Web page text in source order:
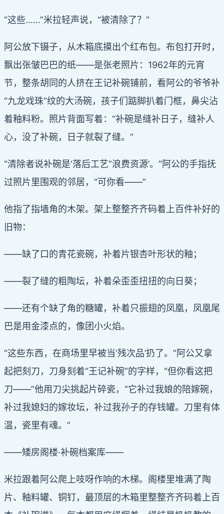
“这些……”米拉轻声说，“被清除了？”
阿公放下镊子，从木箱底摸出个红布包。布包打开时，
飘出张皱巴巴的纸——是张老照片：1962年的元宵
节，整条胡同的人挤在王记补碗铺前，看阿公的爷爷补
“九龙戏珠”纹的大汤碗，孩子们踮脚扒着门框，鼻尖沾
着釉料粉。照片背面写着：“补碗是缝补日子，缝补人
心，没了补碗，日子就裂了缝。”
“清除者说补碗是‘落后工艺’‘浪费资源’。”阿公的手指抚
过照片里围观的邻居，“可你看——”
他指了指墙角的木架。架上整整齐齐码着上百件补好的
旧物：
——缺了口的青花瓷碗，补着片银杏叶形状的釉；
——裂了缝的粗陶坛，补着朵歪歪扭扭的向日葵；
——还有个缺了角的糖罐，补着只振翅的凤凰，凤凰尾
巴是用金漆点的，像团小火焰。
“这些东西，在商场里早被当‘残次品’扔了。”阿公又拿
起把刻刀，刀身刻着“王记补碗”的字样，“但你看这把
刀——”他用刀尖挑起片碎瓷，“它补过我娘的陪嫁碗，
补过我媳妇的嫁妆坛，补过我孙子的存钱罐。刀里有体
温，瓷里有魂。”
——矮房阁楼·补碗档案库——
米拉跟着阿公爬上吱呀作响的木梯。阁楼里堆满了陶
片、釉料罐、铜钉，最顶层的木箱里整整齐齐码着上百